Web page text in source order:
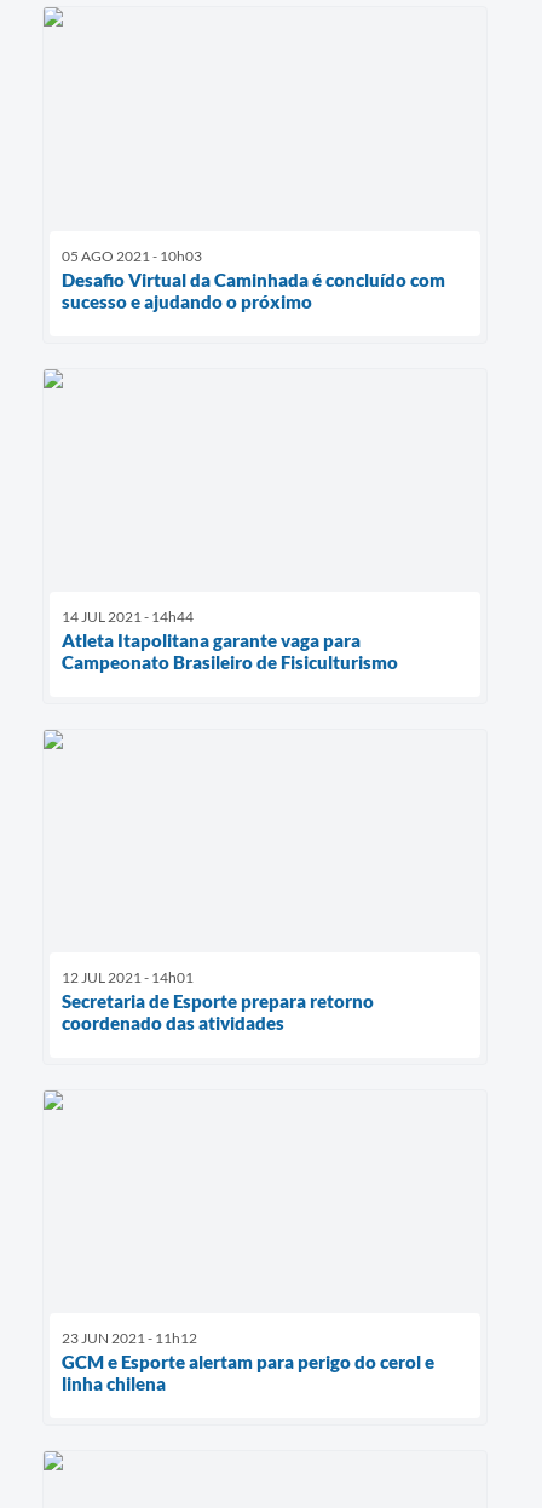
05 AGO 2021 - 10h03
Desafio Virtual da Caminhada é concluído com
sucesso e ajudando o próximo
14 JUL 2021 - 14h44
Atleta Itapolitana garante vaga para
Campeonato Brasileiro de Fisiculturismo
12 JUL 2021 - 14h01
Secretaria de Esporte prepara retorno
coordenado das atividades
23 JUN 2021 - 11h12
GCM e Esporte alertam para perigo do cerol e
linha chilena